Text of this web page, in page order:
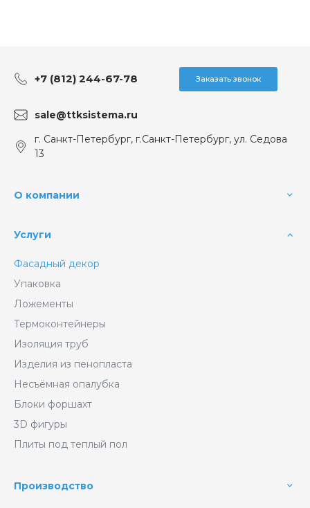
+7 (812) 244-67-78 Заказать звонок
sale@ttksistema.ru
г. Санкт-Петербург, г.Санкт-Петербург, ул. Седова
13
О компании
Услуги
Фасадный декор
Упаковка
Ложементы
Термоконтейнеры
Изоляция труб
Изделия из пенопласта
Несъёмная опалубка
Блоки форшахт
3D фигуры
Плиты под теплый пол
Производство